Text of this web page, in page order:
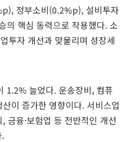
정부소비(0.2%p), 설비투자
의 핵심 동력으로 작용했다. 소
투자 개선과 맞물리며 성장세
1.2% 늘었다. 운송장비, 컴퓨
이 증가한 영향이다. 서비스업
금융·보험업 등 전반적인 개선